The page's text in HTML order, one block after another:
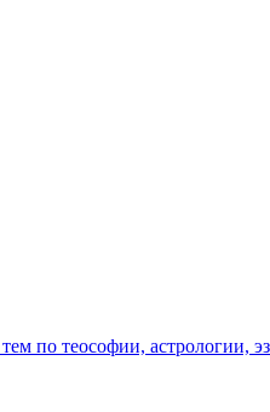
по теософии, астрологии,